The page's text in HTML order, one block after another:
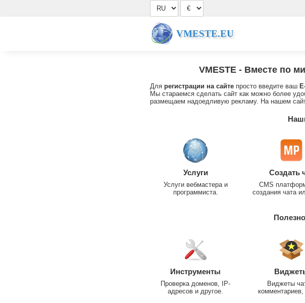
VMESTE.EU
VMESTE- Вместе по
Для регистрации на сайте просто введите ваш
Мы стараемся сделать сайт как можно более
размещаем надоедливую рекламу. На нашем
Услуги
Услуги вебмастера и
программиста.
Создать
CMS
создания чата
Инструменты
Проверка доменов, IP-
адресов и другое.
Виджеты
комментариев,